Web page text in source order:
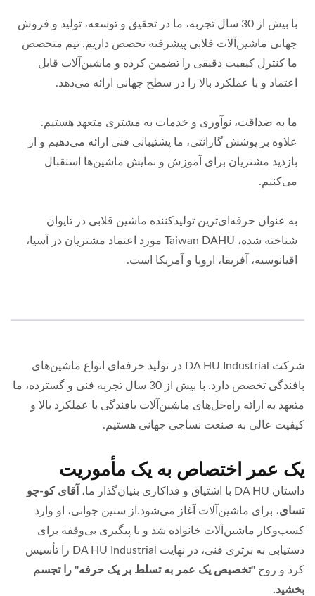
با بیش از 30 سال تجربه، ما در تحقیق و توسعه، تولید و فروش
جهانی ماشین‌آلات قلابی پیشرفته تخصص داریم. تیم متخصص
ما کنترل کیفیت دقیقی را تضمین کرده و ماشین‌آلات قابل
اعتماد و با عملکرد بالا را در سطح جهانی ارائه می‌دهد.
ما به صداقت، نوآوری و خدمات به مشتری متعهد هستیم.
علاوه بر پوشش گارانتی، ما پشتیبانی فنی ارائه می‌دهیم و از
بازدید مشتریان برای آموزش و نمایش ماشین‌ها استقبال
می‌کنیم.
به عنوان حرفه‌ای‌ترین تولیدکننده ماشین قلابی در تایوان
شناخته شده، Taiwan DAHU مورد اعتماد مشتریان در آسیا،
اقیانوسیه، آفریقا، اروپا و آمریکا است.
شرکت DA HU Industrial در تولید حرفه‌ای انواع ماشین‌های
بافندگی تخصص دارد. با بیش از 30 سال تجربه فنی و گسترده، ما
متعهد به ارائه راه‌حل‌های ماشین‌آلات بافندگی با عملکرد بالا و
کیفیت عالی به صنعت نساجی جهانی هستیم.
یک عمر اختصاص به یک مأموریت
داستان DA HU با اشتیاق و فداکاری بنیان‌گذار ما،
آقای کو-چو
تسای، برای ماشین‌آلات آغاز می‌شود.از سنین جوانی، او وارد
کسب‌وکار ماشین‌آلات خانواده شد و با پیگیری بی‌وقفه برای
دستیابی به برتری فنی، در نهایت DA HU Industrial را تأسیس
کرد و روح "تخصیص یک عمر به تسلط بر یک حرفه" را تجسم
بخشید.